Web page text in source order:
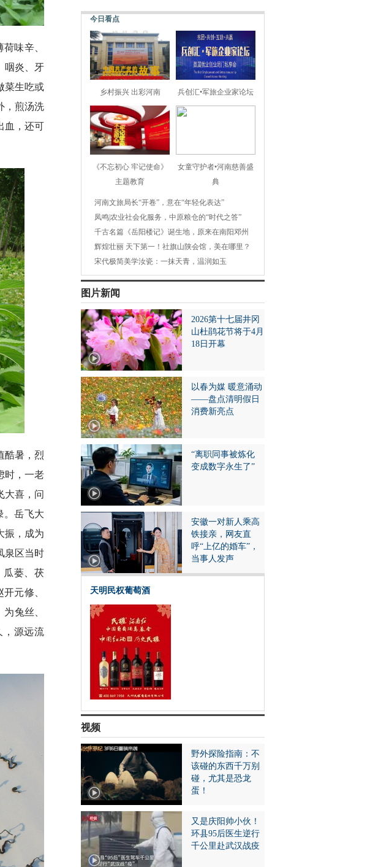
味辛、
咽炎、牙
菜生吃或
，煎汤洗
血，还可
酷暑，烈
时，一老
大喜，问
。岳飞大
振，成为
泉区当时
瓜蒌、茯
元修、
兔丝、
，源远流
今日看点
乡村振兴 出彩河南 兵创汇•军旅企业家论坛
《不忘初心 牢记使命》
主题教育
女童守护者•河南慈善盛
典
河南文旅局长“开卷”，意在“年轻化表达”
凤鸣|农业社会化服务，中原粮仓的“时代之答”
千古名篇《岳阳楼记》诞生地，原来在南阳邓州
辉煌壮丽 天下第一！社旗山陕会馆，美在哪里？
宋代极简美学汝瓷：一抹天青，温润如玉
图片新闻
2026第十七届井冈
山杜鹃花节将于4月
18日开幕
以春为媒 暖意涌动
——盘点清明假日
消费新亮点
“离职同事被炼化
变成数字永生了”
安徽一对新人乘高
铁接亲，网友直
呼“上亿的婚车”，
当事人发声
天明民权葡萄酒
视频
野外探险指南：不
该碰的东西千万别
碰，尤其是恐龙
蛋！
又是庆阳帅小伙！
环县95后医生逆行
千公里赴武汉战疫